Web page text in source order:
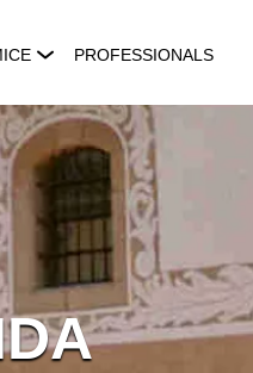
PROFESSIONALS